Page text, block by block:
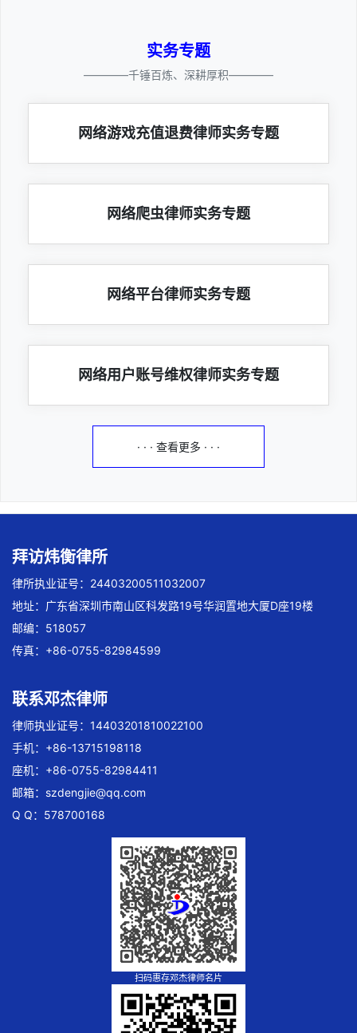
实务专题
————千锤百炼、深耕厚积————
网络游戏充值退费律师实务专题
网络爬虫律师实务专题
网络平台律师实务专题
网络用户账号维权律师实务专题
· · · 查看更多 · · ·
拜访炜衡律所
律所执业证号：24403200511032007
地址：广东省深圳市南山区科发路19号华润置地大厦D座19楼
邮编：518057
传真：+86-0755-82984599
联系邓杰律师
律师执业证号：14403201810022100
手机：+86-13715198118
座机：+86-0755-82984411
邮箱： szdengjie@qq.com
Q Q：578700168
扫码惠存邓杰律师名片